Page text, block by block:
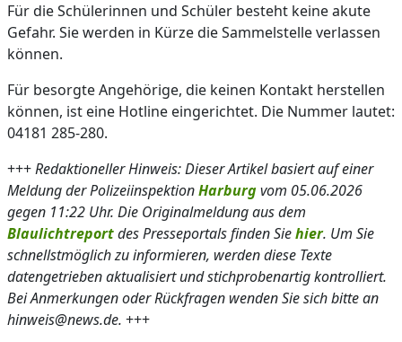
Für die Schülerinnen und Schüler besteht keine akute
Gefahr. Sie werden in Kürze die Sammelstelle verlassen
können.
Für besorgte Angehörige, die keinen Kontakt herstellen
können, ist eine Hotline eingerichtet. Die Nummer lautet:
04181 285-280.
+++Redaktioneller Hinweis: Dieser Artikel basiert auf einer
Meldung der PolizeiinspektionHarburgvom 05.06.2026
gegen 11:22 Uhr. Die Originalmeldung aus dem
Blaulichtreportdes Presseportals finden Siehier. Um Sie
schnellstmöglich zu informieren, werden diese Texte
datengetrieben aktualisiert und stichprobenartig kontrolliert.
Bei Anmerkungen oder Rückfragen wenden Sie sich bitte an
hinweis@news.de. +++